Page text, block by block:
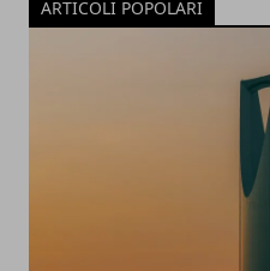
ARTICOLI POPOLARI